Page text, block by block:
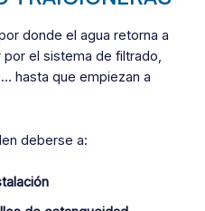
donde el agua retorna a
el sistema de filtrado,
hasta que empiezan a
deberse a: